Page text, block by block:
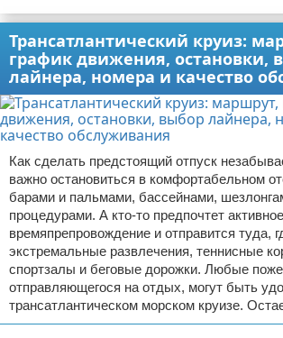
Трансатлантический круиз:
график движения, остановки,
лайнера, номера и качество
Как сделать предстоящий отпуск
важно остановиться в комфортабельном
барами и пальмами, бассейнами,
процедурами. А кто-то предпочтет активное
времяпрепровождение и отправится туда,
экстремальные развлечения, теннисные
спортзалы и беговые дорожки. Любые
отправляющегося на отдых, могут быть
трансатлантическом морском круизе.